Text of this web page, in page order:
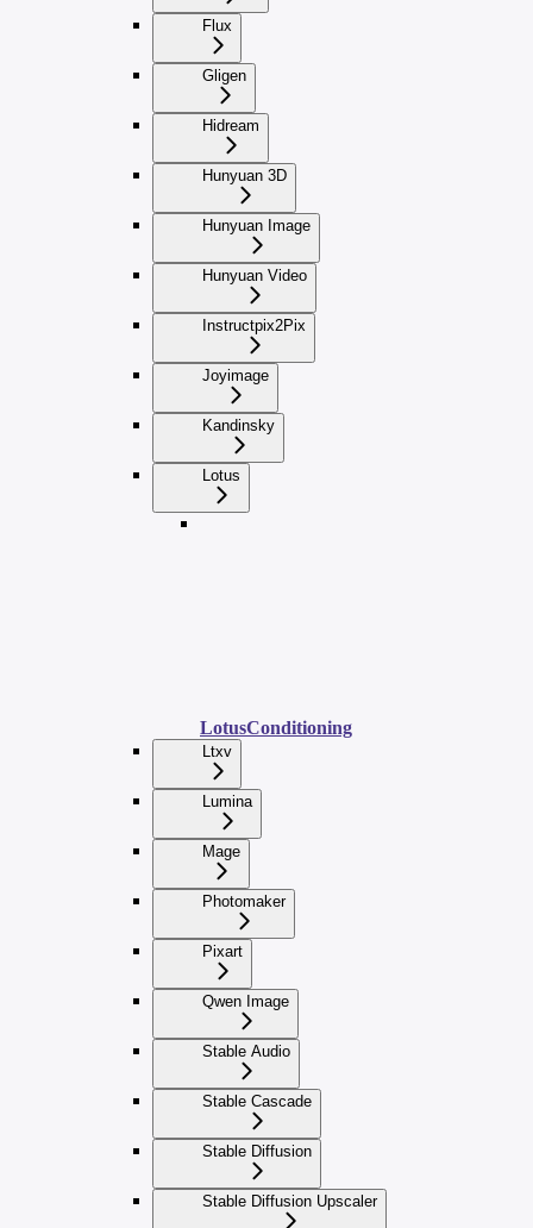
Flux
Gligen
Hidream
Hunyuan 3D
Hunyuan Image
Hunyuan Video
Instructpix2Pix
Joyimage
Kandinsky
Lotus
LotusConditioning
Ltxv
Lumina
Mage
Photomaker
Pixart
Qwen Image
Stable Audio
Stable Cascade
Stable Diffusion
Stable Diffusion Upscaler